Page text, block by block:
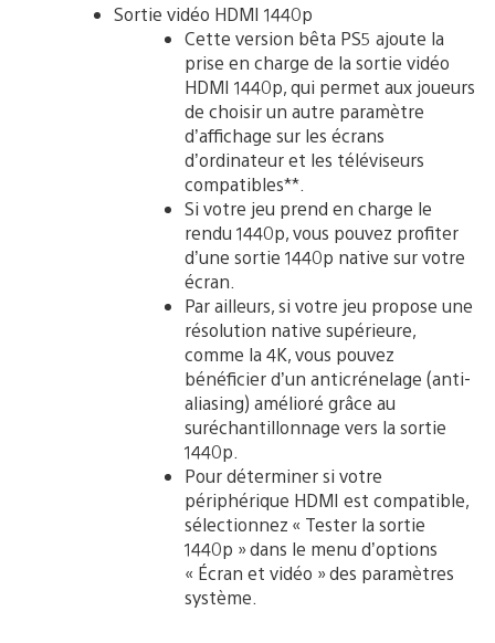
Sortie vidéo HDMI 1440p
Cette version bêta PS5 ajoute la
prise en charge de la sortie vidéo
HDMI 1440p, qui permet aux joueurs
de choisir un autre paramètre
d’affichage sur les écrans
d’ordinateur et les téléviseurs
compatibles**.
Si votre jeu prend en charge le
rendu 1440p, vous pouvez profiter
d’une sortie 1440p native sur votre
écran.
Par ailleurs, si votre jeu propose une
résolution native supérieure,
comme la 4K, vous pouvez
bénéficier d’un anticrénelage (anti-
aliasing) amélioré grâce au
suréchantillonnage vers la sortie
1440p.
Pour déterminer si votre
périphérique HDMI est compatible,
sélectionnez « Tester la sortie
1440p » dans le menu d’options
« Écran et vidéo » des paramètres
système.